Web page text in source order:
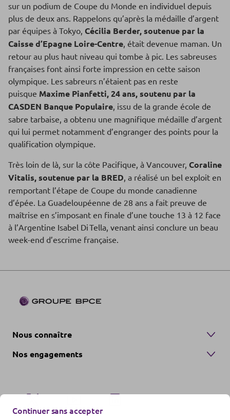
sur un podium de Coupe du Monde en individuel depuis
plus de deux ans. Rappelons qu’après la médaille d’argent
par équipes à Tokyo, Cécilia Berder, soutenue par la
Caisse d’Epagne Loire-Centre, était devenue maman. Un
retour au plus haut niveau qui tombe à pic. Les sabreuses
françaises font ainsi forte impression en cette saison
olympique. Les sabreurs n’étaient pas en reste
puisque Maxime Pianfetti, 24 ans, soutenu par la
CASDEN Banque Populaire, issu de la grande école de
sabre tarbaise, a obtenu une magnifique médaille d’argent
qui lui permet notamment d’engranger des points pour la
qualification olympique.
Très loin de là, sur la côte Pacifique, à Vancouver, Coraline
Vitalis, soutenue par la BRED, a réalisé un bel exploit en
remportant l’étape de Coupe du monde canadienne
d’épée. La Guadeloupéenne de 28 ans a fait preuve de
maîtrise en s’imposant en finale d’une touche 13 à 12 face
à l’Argentine Isabel Di Tella, venant ainsi conclure un beau
week-end d’escrime française.
Nous connaître
Nos engagements
Continuer sans accepter